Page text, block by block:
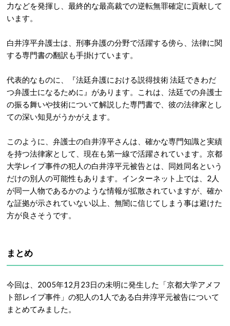
力などを発揮し、最終的な最高裁での逆転無罪確定に貢献して
います。
白井淳平弁護士は、刑事弁護の分野で活躍する傍ら、法律に関
する専門書の翻訳も手掛けています。
代表的なものに、『法廷弁護における説得技術 法廷できわだ
つ弁護士になるために』があります。
これは、法廷での弁護士
の振る舞いや技術について解説した専門書で、彼の法律家とし
ての深い知見がうかがえます。
このように、弁護士の白井淳平さんは、確かな専門知識と実績
を持つ法律家として、現在も第一線で活躍されています。京都
大学レイプ事件の犯人の白井淳平元被告とは、同姓同名という
だけの別人の可能性もあります。インターネット上では、2人
が同一人物であるかのような情報が拡散されていますが、確か
な証拠が示されていない以上、無闇に信じてしまう事は避けた
方が良さそうです。
まとめ
今回は、2005年12月23日の未明に発生した「京都大学アメフ
ト部レイプ事件」の犯人の1人である白井淳平元被告について
まとめてみました。